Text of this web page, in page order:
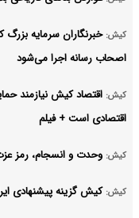
کیش: خبرنگاران سرمایه
اصحاب رسانه اجرا می‌شود
کیش: اقتصاد کیش نیازمند
اقتصادی است + فیلم
کیش: وحدت و انسجام، رمز
کیش: کیش گزینه پیشنهادی